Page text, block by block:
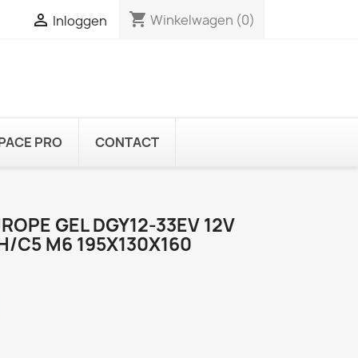
 Inloggen shopping_cart Winkelwagen (0)
PRO CONTACT
GEL DGY12-33EV 12V
C5 M6 195X130X160